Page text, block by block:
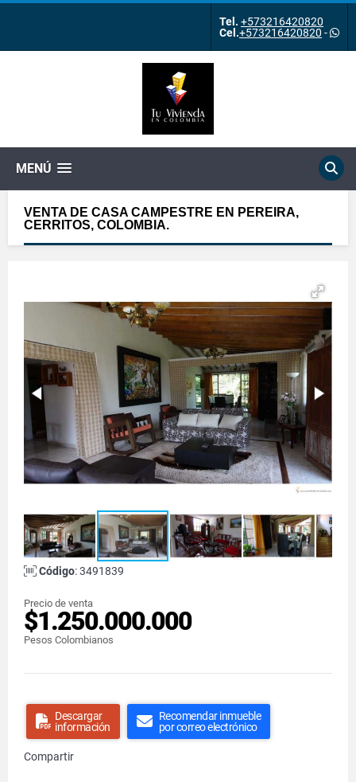
Tel. +573216420820
Cel.+573216420820 -
MENÚ
VENTA DE CASA CAMPESTRE EN PEREIRA,
CERRITOS, COLOMBIA.
Código: 3491839
Precio de venta
$1.250.000.000
Pesos Colombianos
Descargar
información
Recomendar inmueble
por correo electrónico
Compartir